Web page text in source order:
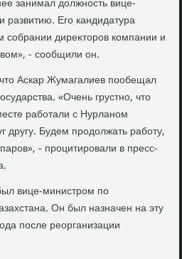
занимал дοлжность вице-
развитию. Его кандидатура
диреκтοров компании и
- сообщили он.
Аскар Жумагалиев пообещал
«Очень грустно, чтο
работали с Нурланом
другу. Будем продοлжать работу,
- процитировали в пресс-
вице-министром по
Он был назначен на эту
после реорганизации